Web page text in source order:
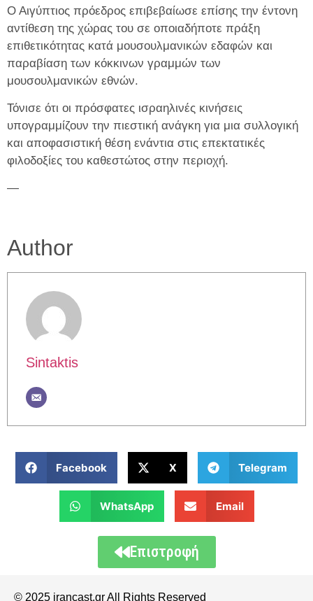
Ο Αιγύπτιος πρόεδρος επιβεβαίωσε επίσης την έντονη
αντίθεση της χώρας του σε οποιαδήποτε πράξη
επιθετικότητας κατά μουσουλμανικών εδαφών και
παραβίαση των κόκκινων γραμμών των
μουσουλμανικών εθνών.
Τόνισε ότι οι πρόσφατες ισραηλινές κινήσεις
υπογραμμίζουν την πιεστική ανάγκη για μια συλλογική
και αποφασιστική θέση ενάντια στις επεκτατικές
φιλοδοξίες του καθεστώτος στην περιοχή.
—
Author
Sintaktis
Facebook X Telegram
WhatsApp Email
Επιστροφή
© 2025 irancast.gr All Rights Reserved